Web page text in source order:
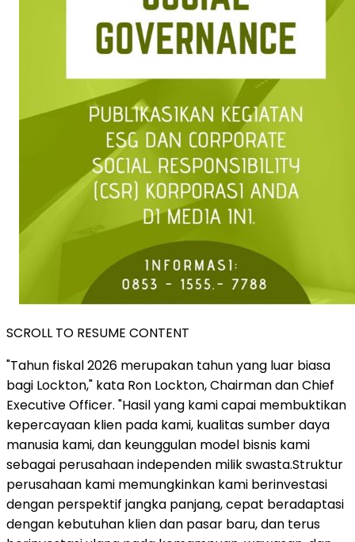
SCROLL TO RESUME CONTENT
"Tahun fiskal 2026 merupakan tahun yang luar biasa
bagi Lockton," kata Ron Lockton, Chairman dan Chief
Executive Officer. "Hasil yang kami capai membuktikan
kepercayaan klien pada kami, kualitas sumber daya
manusia kami, dan keunggulan model bisnis kami
sebagai perusahaan independen milik swasta.Struktur
perusahaan kami memungkinkan kami berinvestasi
dengan perspektif jangka panjang, cepat beradaptasi
dengan kebutuhan klien dan pasar baru, dan terus